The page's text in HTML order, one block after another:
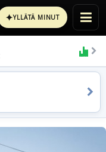
✦YLLÄTÄ MINUT